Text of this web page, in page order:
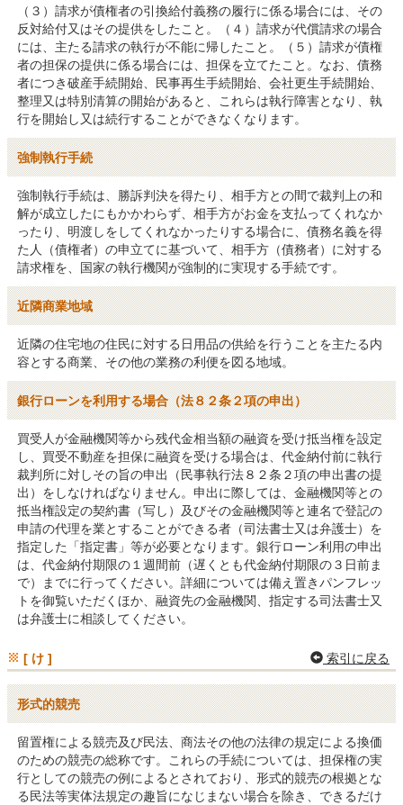
（３）請求が債権者の引換給付義務の履行に係る場合には、その
反対給付又はその提供をしたこと。（４）請求が代償請求の場合
には、主たる請求の執行が不能に帰したこと。（５）請求が債権
者の担保の提供に係る場合には、担保を立てたこと。なお、債務
者につき破産手続開始、民事再生手続開始、会社更生手続開始、
整理又は特別清算の開始があると、これらは執行障害となり、執
行を開始し又は続行することができなくなります。
強制執行手続
強制執行手続は、勝訴判決を得たり、相手方との間で裁判上の和
解が成立したにもかかわらず、相手方がお金を支払ってくれなか
ったり、明渡しをしてくれなかったりする場合に、債務名義を得
た人（債権者）の申立てに基づいて、相手方（債務者）に対する
請求権を、国家の執行機関が強制的に実現する手続です。
近隣商業地域
近隣の住宅地の住民に対する日用品の供給を行うことを主たる内
容とする商業、その他の業務の利便を図る地域。
銀行ローンを利用する場合（法８２条２項の申出）
買受人が金融機関等から残代金相当額の融資を受け抵当権を設定
し、買受不動産を担保に融資を受ける場合は、代金納付前に執行
裁判所に対しその旨の申出（民事執行法８２条２項の申出書の提
出）をしなければなりません。申出に際しては、金融機関等との
抵当権設定の契約書（写し）及びその金融機関等と連名で登記の
申請の代理を業とすることができる者（司法書士又は弁護士）を
指定した「指定書」等が必要となります。銀行ローン利用の申出
は、代金納付期限の１週間前（遅くとも代金納付期限の３日前ま
で）までに行ってください。詳細については備え置きパンフレッ
トを御覧いただくほか、融資先の金融機関、指定する司法書士又
は弁護士に相談してください。
[ け ] 索引に戻る
形式的競売
留置権による競売及び民法、商法その他の法律の規定による換価
のための競売の総称です。これらの手続については、担保権の実
行としての競売の例によるとされており、形式的競売の根拠とな
る民法等実体法規定の趣旨になじまない場合を除き、できるだけ